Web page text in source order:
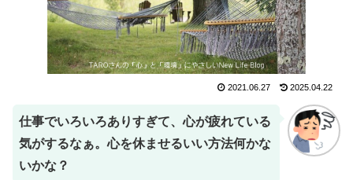
2021.06.27 2025.04.22
仕事でいろいろありすぎて、心が疲れている
気がするなぁ。心を休ませるいい方法何かな
いかな？